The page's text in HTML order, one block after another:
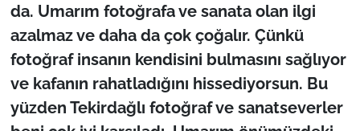
da. Umarım fotoğrafa ve sanata olan ilgi
azalmaz ve daha da çok çoğalır. Çünkü
fotoğraf insanın kendisini bulmasını sağlıyor
ve kafanın rahatladığını hissediyorsun. Bu
yüzden Tekirdağlı fotoğraf ve sanatseverler
Gündem-Eğitim